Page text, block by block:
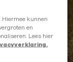
Hiermee kunnen
en
Lees hier